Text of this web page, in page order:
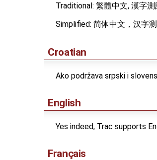
Traditional: 繁體中文, 漢字測
Simplified: 简体中文，汉字
Croatian
Ako podržava srpski i
English
Yes indeed, Trac supports
Français